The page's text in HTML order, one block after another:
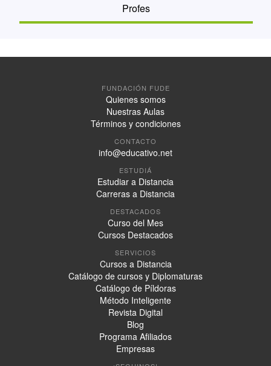
Profes
FUNDACIÓN FUDE
Quienes somos
Nuestras Aulas
Términos y condiciones
CONTACTO
info@educativo.net
ESTUDIÁ
Estudiar a Distancia
Carreras a Distancia
DESTACADOS
Curso del Mes
Cursos Destacados
SERVICIOS
Cursos a Distancia
Catálogo de cursos y Diplomaturas
Catálogo de Píldoras
Método Inteligente
Revista Digital
Blog
Programa Afiliados
Empresas